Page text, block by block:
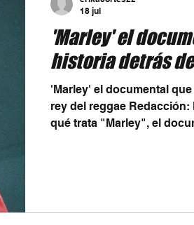
'Marley' el
historia detrás
'Marley' el documental
rey del reggae
qué trata "Marley", el
18 jul